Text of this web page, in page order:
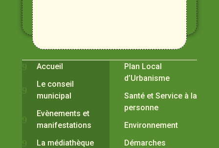
Alpilles
et
Durance
Accueil
Le conseil
municipal
Evènements et
manifestations
La médiathèque
Plan Local
d’Urbanisme
Santé et Service à la
personne
Environnement
Démarches